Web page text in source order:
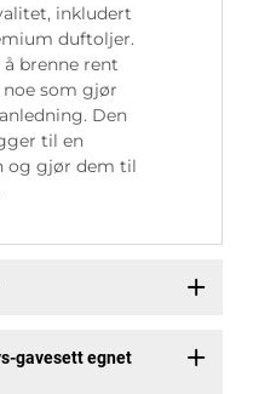
inkludert
duftoljer.
brenne rent
som gjør
Den
til en
og gjør dem til
gavesett egnet